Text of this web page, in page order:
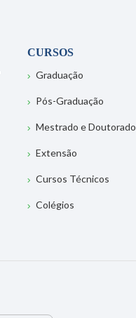
CURSOS
Graduação
Pós-Graduação
Mestrado e Doutorado
Extensão
Cursos Técnicos
Colégios